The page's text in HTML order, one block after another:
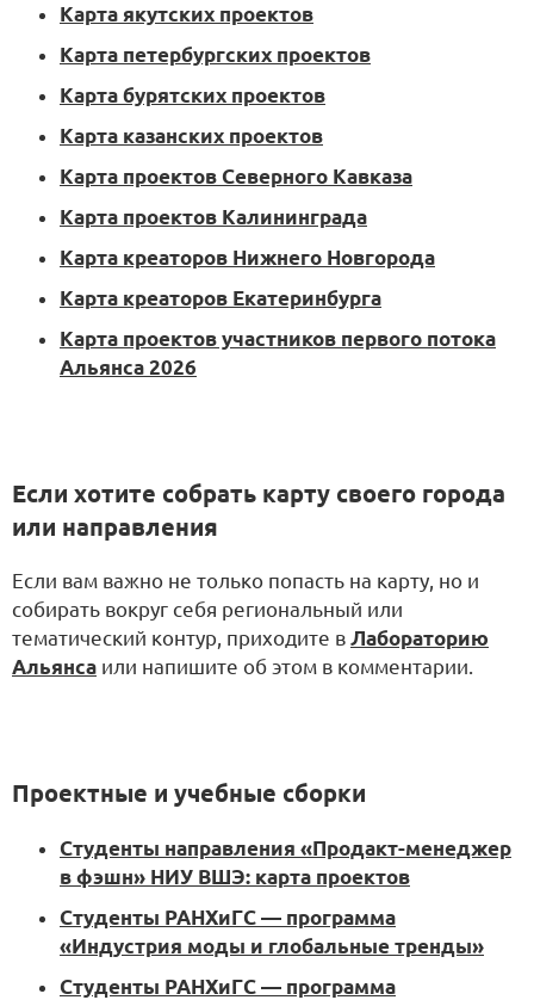
Карта якутских проектов
Карта петербургских проектов
Карта бурятских проектов
Карта казанских проектов
Карта проектов Северного Кавказа
Карта проектов Калининграда
Карта креаторов Нижнего Новгорода
Карта креаторов Екатеринбурга
Карта проектов участников первого потока
Альянса 2026
Если хотите собрать карту своего города
или направления
Если вам важно не только попасть на карту, но и
собирать вокруг себя региональный или
тематический контур, приходите в Лабораторию
Альянса или напишите об этом в комментарии.
Проектные и учебные сборки
Студенты направления «Продакт-менеджер
в фэшн» НИУ ВШЭ: карта проектов
Студенты РАНХиГС — программа
«Индустрия моды и глобальные тренды»
Студенты РАНХиГС — программа